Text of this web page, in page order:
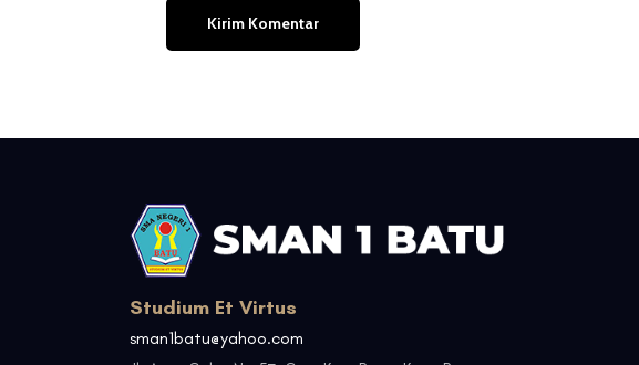
Studium Et Virtus
sman1batu@yahoo.com